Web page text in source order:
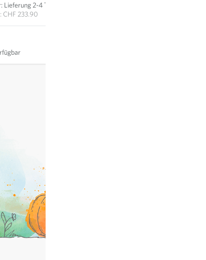
: Lieferung 2-4 Tage
CHF 233.90